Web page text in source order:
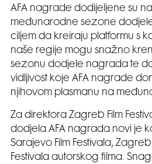
AFA nagrade dodijeljene su
međunarodne sezone
ciljem da kreiraju platformu s
naše regije mogu snažno
sezonu dodjele nagrada te
vidljivost koje AFA nagrade
njihovom plasmanu na
Za direktora Zagreb Film
dodjela AFA nagrada novi je
Sarajevo Film Festivala, Zagreb
Festivala autorskog filma.